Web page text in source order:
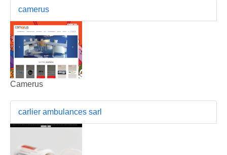
camerus
Camerus
carlier ambulances sarl